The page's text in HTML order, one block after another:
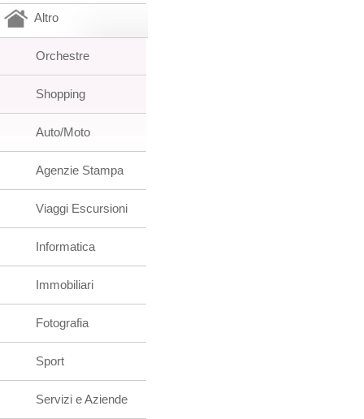
Altro
Orchestre
Shopping
Auto/Moto
Agenzie Stampa
Viaggi Escursioni
Informatica
Immobiliari
Fotografia
Sport
Servizi e Aziende